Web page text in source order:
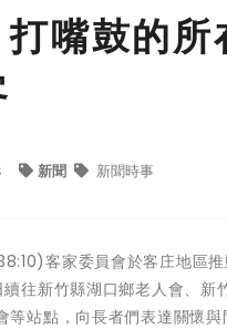
打嘴鼓的
新聞 新聞時事
客家委員會於客庄地區
往新竹縣湖口鄉老人會、
等站點，向長者們表達關懷